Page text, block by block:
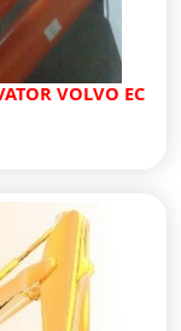
VOLVO EC